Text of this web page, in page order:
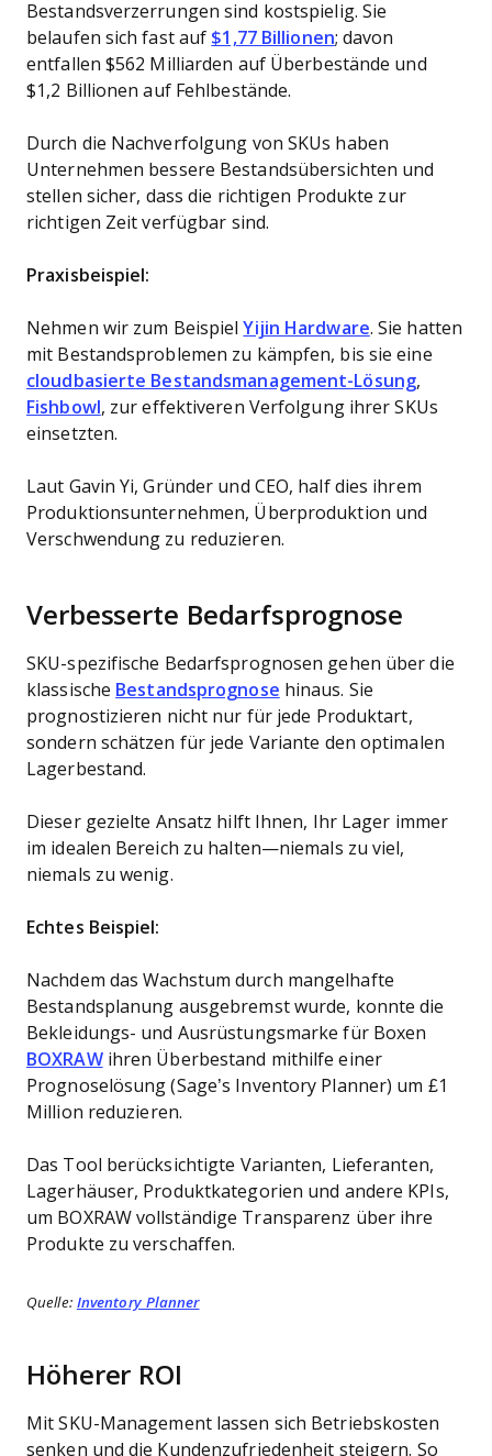
Bestandsverzerrungen sind kostspielig. Sie
belaufen sich fast auf $1,77 Billionen; davon
entfallen $562 Milliarden auf Überbestände und
$1,2 Billionen auf Fehlbestände.
Durch die Nachverfolgung von SKUs haben
Unternehmen bessere Bestandsübersichten und
stellen sicher, dass die richtigen Produkte zur
richtigen Zeit verfügbar sind.
Praxisbeispiel:
Nehmen wir zum BeispielYijin Hardware. Sie hatten
mit Bestandsproblemen zu kämpfen, bis sie eine
cloudbasierte Bestandsmanagement-Lösung,
Fishbowl , zur effektiveren Verfolgung ihrer SKUs
einsetzten.
Laut Gavin Yi, Gründer und CEO, half dies ihrem
Produktionsunternehmen, Überproduktion und
Verschwendung zu reduzieren.
Verbesserte Bedarfsprognose
SKU-spezifische Bedarfsprognosen gehen über die
klassische Bestandsprognose hinaus. Sie
prognostizieren nicht nur für jede Produktart,
sondern schätzen für jede Variante den optimalen
Lagerbestand.
Dieser gezielte Ansatz hilft Ihnen, Ihr Lager immer
im idealen Bereich zu halten—niemals zu viel,
niemals zu wenig.
Echtes Beispiel:
Nachdem das Wachstum durch mangelhafte
Bestandsplanung ausgebremst wurde, konnte die
Bekleidungs- und Ausrüstungsmarke für Boxen
BOXRAWihren Überbestand mithilfe einer
Prognoselösung (Sage’s Inventory Planner) um £1
Million reduzieren.
Das Tool berücksichtigte Varianten, Lieferanten,
Lagerhäuser, Produktkategorien und andere KPIs,
um BOXRAW vollständige Transparenz über ihre
Produkte zu verschaffen.
Quelle: Inventory Planner
Höherer ROI
Mit SKU-Management lassen sich Betriebskosten
senken und die Kundenzufriedenheit steigern. So